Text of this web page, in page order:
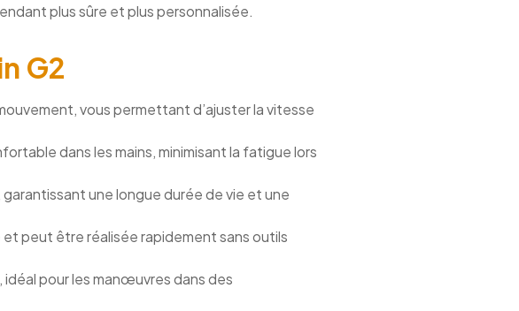
plus sûre et plus personnalisée.
G2
vous permettant d’ajuster la vitesse
dans les mains, minimisant la fatigue lors
une longue durée de vie et une
et peut être réalisée rapidement sans outils
pour les manœuvres dans des